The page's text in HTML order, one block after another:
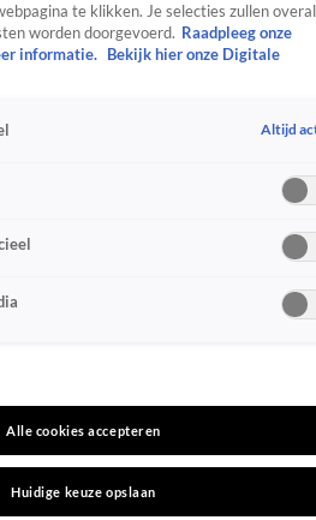
RealityCrimeVideo's
reden van
vrouwen bij
Vol Liefde?
te klikken. Je selecties zullen overal
worden doorgevoerd. Raadpleeg onze
informatie.
Bekijk hier onze Digitale
Altijd
Alle cookies accepteren
Huidige keuze opslaan